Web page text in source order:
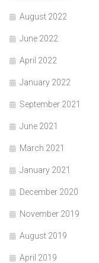
August 2022
June 2022
April 2022
January 2022
September 2021
June 2021
March 2021
January 2021
December 2020
November 2019
August 2019
April 2019